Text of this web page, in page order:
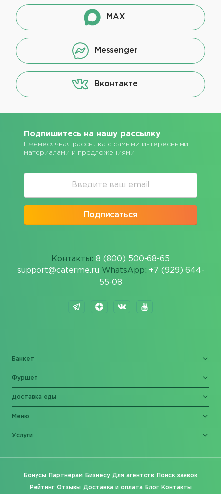
MAX
Messenger
Вконтакте
Подпишитесь на нашу рассылку
Ежемесячная рассылка с самыми интересными
материалами и предложениями
Подписаться
Контакты: 8 (800) 500-68-65
support@caterme.ru WhatsApp: +7 (929) 644-
55-08
Банкет
Фуршет
Доставка еды
Меню
Услуги
Бонусы Партнерам Бизнесу Для агентств Поиск заявок
Рейтинг Отзывы Доставка и оплата Блог Контакты